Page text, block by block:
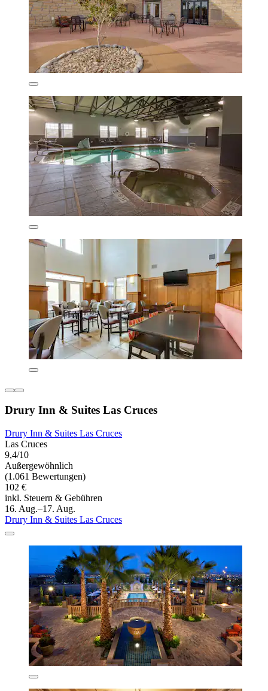
Drury Inn & Suites Las Cruces
Drury Inn & Suites Las Cruces
Las Cruces
9,4/10
Außergewöhnlich
(1.061 Bewertungen)
102 €
inkl. Steuern & Gebühren
16. Aug.–17. Aug.
Drury Inn & Suites Las Cruces